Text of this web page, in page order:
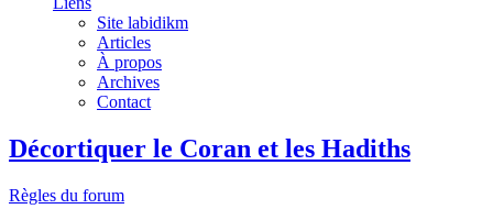
Site labidikm
Articles
À propos
Archives
Contact
Décortiquer le Coran et les Hadiths
Règles du forum